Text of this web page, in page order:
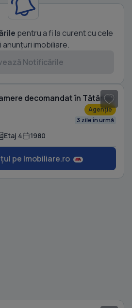
pentru a fi la curent cu cele
anunțuri imobiliare.
Notificările
decomandat în Tătărași
Agenție
3 zile în urmă
Etaj 4 1980
pe Imobiliare.ro